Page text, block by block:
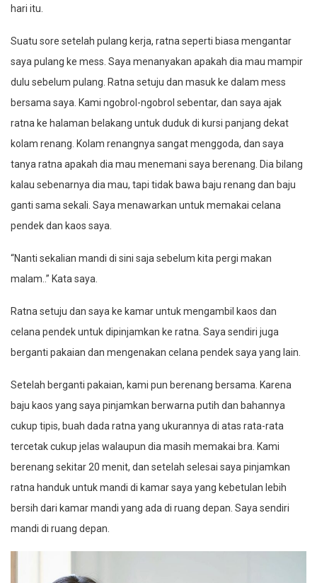
hari itu.
Suatu sore setelah pulang kerja, ratna seperti biasa mengantar
saya pulang ke mess. Saya menanyakan apakah dia mau mampir
dulu sebelum pulang. Ratna setuju dan masuk ke dalam mess
bersama saya. Kami ngobrol-ngobrol sebentar, dan saya ajak
ratna ke halaman belakang untuk duduk di kursi panjang dekat
kolam renang. Kolam renangnya sangat menggoda, dan saya
tanya ratna apakah dia mau menemani saya berenang. Dia bilang
kalau sebenarnya dia mau, tapi tidak bawa baju renang dan baju
ganti sama sekali. Saya menawarkan untuk memakai celana
pendek dan kaos saya.
“Nanti sekalian mandi di sini saja sebelum kita pergi makan
malam..” Kata saya.
Ratna setuju dan saya ke kamar untuk mengambil kaos dan
celana pendek untuk dipinjamkan ke ratna. Saya sendiri juga
berganti pakaian dan mengenakan celana pendek saya yang lain.
Setelah berganti pakaian, kami pun berenang bersama. Karena
baju kaos yang saya pinjamkan berwarna putih dan bahannya
cukup tipis, buah dada ratna yang ukurannya di atas rata-rata
tercetak cukup jelas walaupun dia masih memakai bra. Kami
berenang sekitar 20 menit, dan setelah selesai saya pinjamkan
ratna handuk untuk mandi di kamar saya yang kebetulan lebih
bersih dari kamar mandi yang ada di ruang depan. Saya sendiri
mandi di ruang depan.